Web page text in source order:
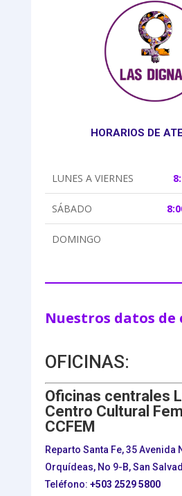
HORARIOS DE
LUNES A VIERNES
SÁBADO
DOMINGO
Nuestros datos de
OFICINAS:
Oficinas centrales
Centro Cultural
CCFEM
Reparto Santa Fe, 35 Avenida
Orquídeas, No 9-B, San
Teléfono: +503 2529 5800